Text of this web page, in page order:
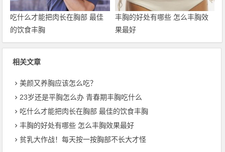
吃什么才能把肉长在胸部 最佳
的饮食丰胸
丰胸的好处有哪些 怎么丰胸效
果最好
相关文章
美颜又养胸应该怎么吃？
23岁还是平胸怎么办 青春期丰胸吃什么
吃什么才能把肉长在胸部 最佳的饮食丰胸
丰胸的好处有哪些 怎么丰胸效果最好
贫乳大作战！每天按一按胸部不长大才怪